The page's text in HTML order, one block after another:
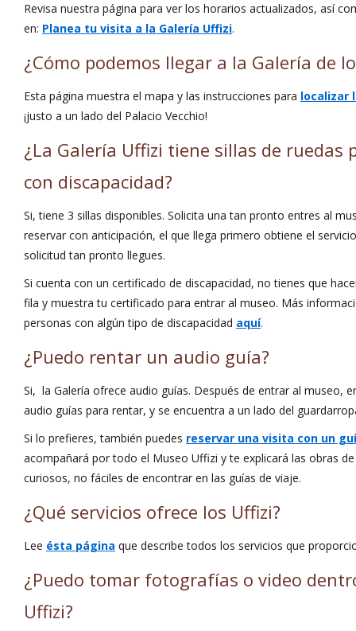
Revisa nuestra página para ver los horarios actualizados, así
en: Planea tu visita a la Galería Uffizi.
¿Cómo podemos llegar a la Galería de
Esta página muestra el mapa y las instrucciones para localizar
¡justo a un lado del Palacio Vecchio!
¿La Galería Uffizi tiene sillas de ruedas
con discapacidad?
Si, tiene 3 sillas disponibles. Solicita una tan pronto entres al
reservar con anticipación, el que llega primero obtiene el
solicitud tan pronto llegues.
Si cuenta con un certificado de discapacidad, no tienes que
fila y muestra tu certificado para entrar al museo. Más
personas con algún tipo de discapacidad aquí.
¿Puedo rentar un audio guía?
Si, la Galería ofrece audio guías. Después de entrar al museo,
audio guías para rentar, y se encuentra a un lado del
Si lo prefieres, también puedes reservar una visita con un
acompañará por todo el Museo Uffizi y te explicará las obras
curiosos, no fáciles de encontrar en las guías de viaje.
¿Qué servicios ofrece los Uffizi?
Lee ésta página que describe todos los servicios que
¿Puedo tomar fotografías o video
Uffizi?